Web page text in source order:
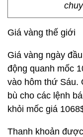
Giá vàng thế giới
Giá vàng ngày
động quanh mốc
vào hôm thứ Sáu.
bù cho các lệnh
khỏi mốc giá
Thanh khoản